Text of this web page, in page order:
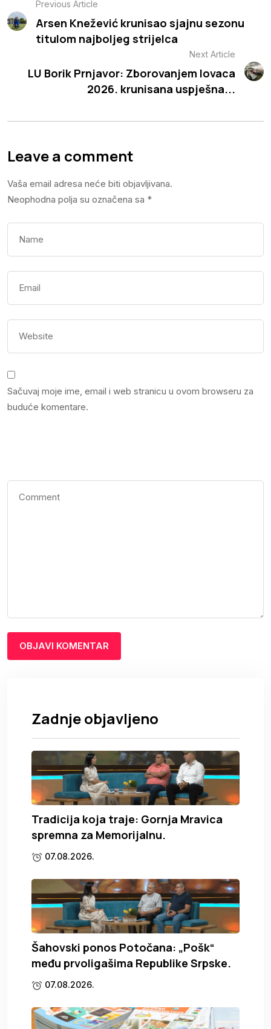
Previous Article
Arsen Knežević krunisao sjajnu sezonu
titulom najboljeg strijelca
Next Article
LU Borik Prnjavor: Zborovanjem lovaca
2026. krunisana uspješna...
Leave a comment
Vaša email adresa neće biti objavljivana.
Neophodna polja su označena sa *
Sačuvaj moje ime, email i web stranicu u ovom browseru za
buduće komentare.
Zadnje objavljeno
Tradicija koja traje: Gornja Mravica
spremna za Memorijalnu.
07.08.2026.
Šahovski ponos Potočana: „Pošk“
među prvoligašima Republike Srpske.
07.08.2026.